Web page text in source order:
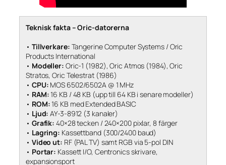
Teknisk fakta – Oric-datorerna
• Tillverkare: Tangerine Computer Systems / Oric
Products International
• Modeller: Oric-1 (1982), Oric Atmos (1984), Oric
Stratos, Oric Telestrat (1986)
• CPU: MOS 6502/6502A @ 1 MHz
• RAM:16 KB / 48 KB (upp till 64 KB i senare modeller)
• ROM:16 KB med Extended BASIC
• Ljud: AY-3-8912 (3 kanaler)
• Grafik: 40×28 tecken / 240×200 pixlar, 8 färger
• Lagring: Kassettband (300/2400 baud)
• Video ut: RF (PAL TV) samt RGB via 5-pol DIN
• Portar: Kassett I/O, Centronics skrivare,
expansionsport